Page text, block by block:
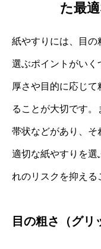
た最
紙やすりには、目の
選ぶポイントがいく
厚さや目的に応じ
ることが大切です。
帯状などがあり、そ
適切な紙やすりを選
れのリスクを抑える
目の粗さ（グリ